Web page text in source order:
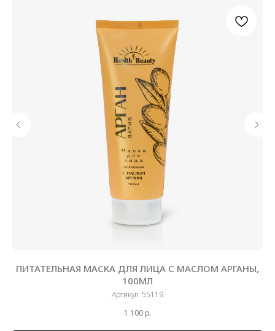
ПИТАТЕЛЬНАЯ МАСКА ДЛЯ ЛИЦА С МАСЛОМ АРГАНЫ,
100МЛ
Артикул: 55119
1 100 р.